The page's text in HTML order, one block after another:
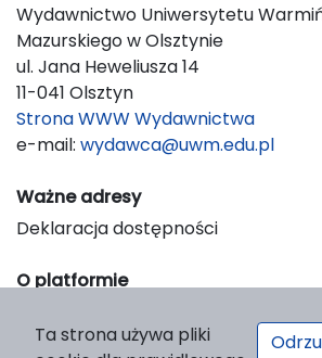
Wydawnictwo Uniwersytetu
Mazurskiego w Olsztynie
ul. Jana Heweliusza 14
11-041 Olsztyn
Strona WWW Wydawnictwa
e-mail: wydawca@uwm.edu.pl
Ważne adresy
Deklaracja dostępności
O platformie
Support & Customization by
Ta strona używa pliki